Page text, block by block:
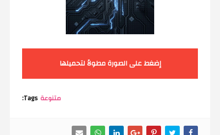
إضغط على الصورة مطولاً لتحميلها
Tags: متنوعة